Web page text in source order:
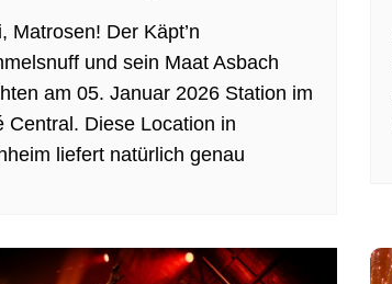
Matrosen! Der Käpt’n
und sein Maat Asbach
am 05. Januar 2026 Station im
Central. Diese Location in
liefert natürlich genau